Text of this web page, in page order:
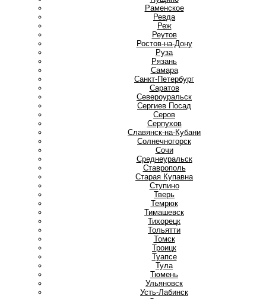
Раменское
Ревда
Реж
Реутов
Ростов-на-Дону
Руза
Рязань
Самара
Санкт-Петербург
Саратов
Североуральск
Сергиев Посад
Серов
Серпухов
Славянск-на-Кубани
Солнечногорск
Сочи
Среднеуральск
Ставрополь
Старая Купавна
Ступино
Тверь
Темрюк
Тимашевск
Тихорецк
Тольятти
Томск
Троицк
Туапсе
Тула
Тюмень
Ульяновск
Усть-Лабинск